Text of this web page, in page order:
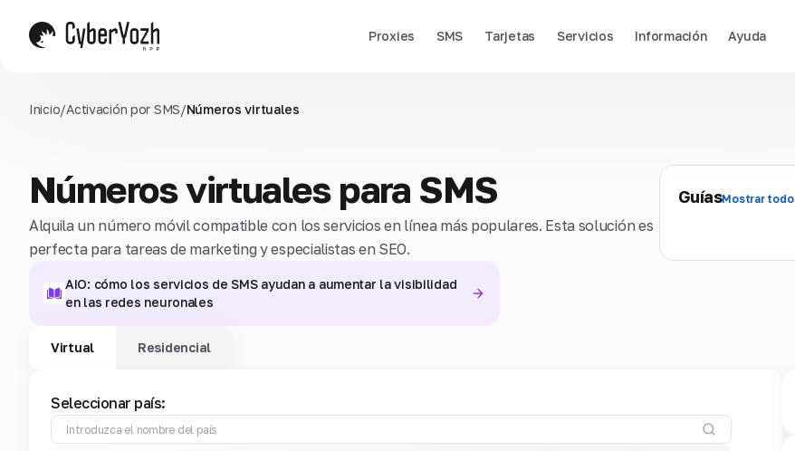
Proxies SMS Tarjetas Servicios Información Ayuda
Inicio/Activación por SMS/Números virtuales
Números virtuales para SMS
Alquila un número móvil compatible con los servicios en línea más populares. Esta solución es
perfecta para tareas de marketing y especialistas en SEO.
AIO: cómo los servicios de SMS ayudan a aumentar la visibilidad
en las redes neuronales
GuíasMostrar todo
Virtual Residencial
Seleccionar país: